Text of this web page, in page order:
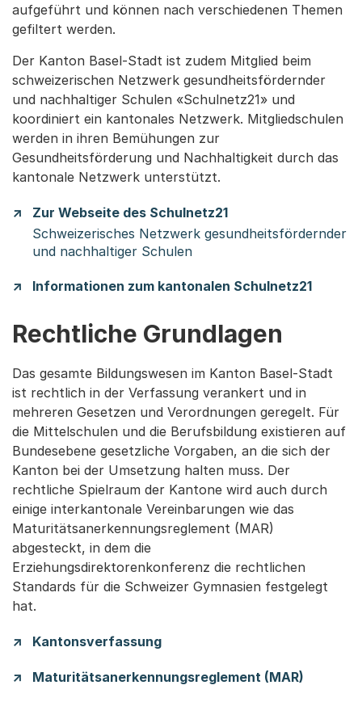
aufgeführt und können nach verschiedenen Themen
gefiltert werden.
Der Kanton Basel-Stadt ist zudem Mitglied beim
schweizerischen Netzwerk gesundheitsfördernder
und nachhaltiger Schulen «Schulnetz21» und
koordiniert ein kantonales Netzwerk. Mitgliedschulen
werden in ihren Bemühungen zur
Gesundheitsförderung und Nachhaltigkeit durch das
kantonale Netzwerk unterstützt.
Zur Webseite des Schulnetz21
Schweizerisches Netzwerk gesundheitsfördernder
und nachhaltiger Schulen
Informationen zum kantonalen Schulnetz21
Rechtliche Grundlagen
Das gesamte Bildungswesen im Kanton Basel-Stadt
ist rechtlich in der Verfassung verankert und in
mehreren Gesetzen und Verordnungen geregelt. Für
die Mittelschulen und die Berufsbildung existieren auf
Bundesebene gesetzliche Vorgaben, an die sich der
Kanton bei der Umsetzung halten muss. Der
rechtliche Spielraum der Kantone wird auch durch
einige interkantonale Vereinbarungen wie das
Maturitätsanerkennungsreglement (MAR)
abgesteckt, in dem die
Erziehungsdirektorenkonferenz die rechtlichen
Standards für die Schweizer Gymnasien festgelegt
hat.
Kantonsverfassung
Maturitätsanerkennungsreglement (MAR)